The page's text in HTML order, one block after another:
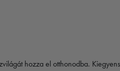
hozza el otthonodba.